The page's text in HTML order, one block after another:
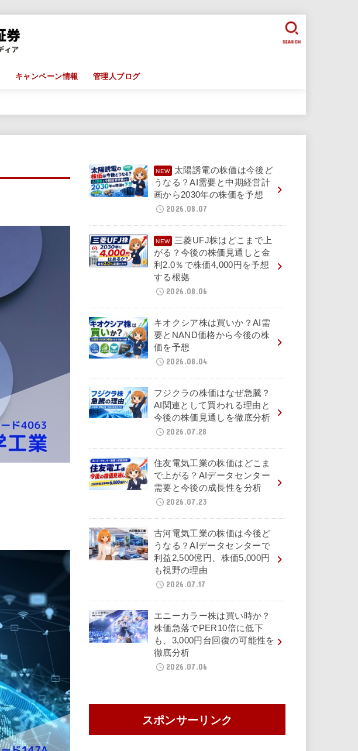
キャンペーン情報 管理人ブログ
SEARCH
太陽誘電の株価は今後ど
うなる？AI需要と中期経営計
画から2030年の株価を予想
2026.08.07
三菱UFJ株はどこまで上
がる？今後の株価見通しと金
利2.0％で株価4,000円を予想
する根拠
2026.08.06
キオクシア株は買いか？AI需
要とNAND価格から今後の株
価を予想
2026.08.04
フジクラの株価はなぜ急騰？
AI関連として買われる理由と
今後の株価見通しを徹底分析
2026.07.28
住友電気工業の株価はどこま
で上がる？AIデータセンター
需要と今後の成長性を分析
2026.07.23
古河電気工業の株価は今後ど
うなる？AIデータセンターで
利益2,500億円、株価5,000円
も視野の理由
2026.07.17
エニーカラー株は買い時か？
株価急落でPER10倍に低下
も、3,000円台回復の可能性を
徹底分析
2026.07.06
スポンサーリンク